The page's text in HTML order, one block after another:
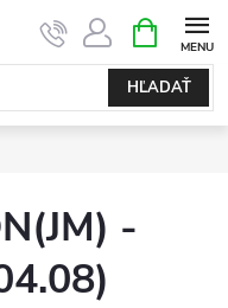
HĽADAŤ
KOŠÍK
-